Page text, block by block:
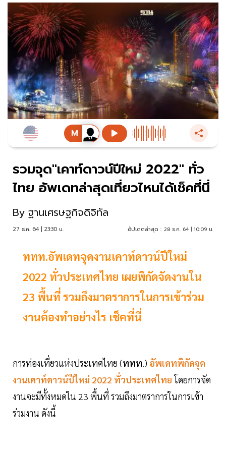
รวมจุด"เคาท์ดาวน์ปีใหม่ 2022" ทั่ว
ไทย อัพเดทล่าสุดเที่ยวไหนได้เช็คที่นี่
By ฐานเศรษฐกิจดิจิทัล
27 ธ.ค. 64 | 23:30 น. อัปเดตล่าสุด : 28 ธ.ค. 64 | 10:09 น.
ททท.อัพเดทจุดงานเคาท์ดาวน์ปีใหม่
2022 ทั่วประเทศไทย เผยพิกัดจัดงานใน
23 พื้นที่ รวมถึงมาตราการในการเข้าร่วม
งานต้องทำอย่างไร เช็คที่นี่
การท่องเที่ยวแห่งประเทศไทย (ททท.) อัพเดทพิกัดจุด
งานเคาท์ดาวน์ปีใหม่ 2022 ทั่วประเทศไทยโดยการจัด
งานจะมีทั้งหมดใน 23 พื้นที่ รวมถึงมาตราการในการเข้า
ร่วมงาน ดังนี้